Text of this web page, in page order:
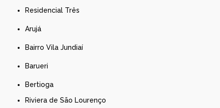
Residencial Três
Arujá
Bairro Vila Jundiaí
Barueri
Bertioga
Riviera de São Lourenço